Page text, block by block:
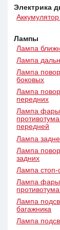
Электрика
Лампы
Лампа
Лампа
Лампа
боковых
Лампа
передних
Лампа фары
передней
Лампа
Лампа
задних
Лампа стоп-
Лампа фары
Лампа
багажника
Лампа